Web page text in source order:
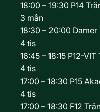
18:00 – 19:30 P14
3 mån
18:30 – 20:00 Damer
4 tis
16:45 – 18:15 P12-VIT
4 tis
17:00 – 18:30 P15
4 tis
17:00 – 18:30 F12